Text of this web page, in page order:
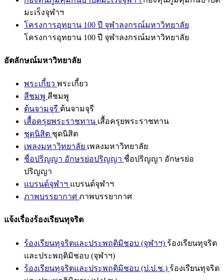
มะเร็งจุฬาฯ
โครงการอุทยาน 100 ปี จุฬาลงกรณ์มหาวิทยาลัย
โครงการอุทยาน 100 ปี จุฬาลงกรณ์มหาวิทยาลัย
อัตลักษณ์มหาวิทยาลัย
พระเกี้ยว พระเกี้ยว
สีชมพู สีชมพู
ต้นจามจุรี ต้นจามจุรี
เสื้อครุยพระราชทาน เสื้อครุยพระราชทาน
ชุดนิสิต ชุดนิสิต
เพลงมหาวิทยาลัย เพลงมหาวิทยาลัย
ชื่อปริญญา อักษรย่อปริญญา ชื่อปริญญา อักษรย่อ
ปริญญา
แบรนด์จุฬาฯ แบรนด์จุฬาฯ
ภาพบรรยากาศ ภาพบรรยากาศ
แจ้งเรื่องร้องเรียนทุจริต
ร้องเรียนทุจริตและประพฤติมิชอบ (จุฬาฯ) ร้องเรียนทุจริต
และประพฤติมิชอบ (จุฬาฯ)
ร้องเรียนทุจริตและประพฤติมิชอบ (ป.ป.ช.) ร้องเรียนทุจริต